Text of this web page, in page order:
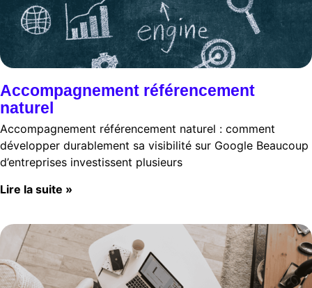
Accompagnement référencement
naturel
Accompagnement référencement naturel : comment
développer durablement sa visibilité sur Google Beaucoup
d’entreprises investissent plusieurs
Lire la suite »